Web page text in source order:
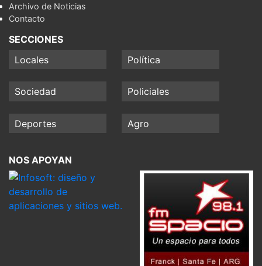
Archivo de Noticias
Contacto
SECCIONES
Locales
Política
Sociedad Policiales
Deportes Agro
NOS APOYAN